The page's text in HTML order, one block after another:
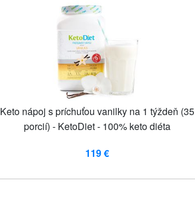
Keto nápoj s príchuťou vanilky na 1 týždeň (35
porcií) - KetoDiet - 100% keto diéta
119 €